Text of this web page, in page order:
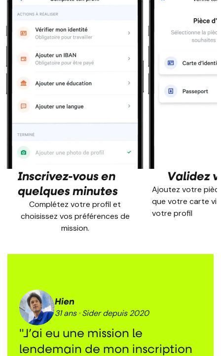
Inscrivez-vous en
quelques minutes
Complétez votre profil et
choisissez vos préférences de
mission.
Validez
Ajoutez votre
que votre carte
votre profil
Hien
31 ans · Sider depuis 2020
"J’ai eu une mission le
lendemain de mon inscription
Anne-Gaëlle
32 ans · Sider depuis 2023
"Vraiment très très contente
d'être tombée sur une